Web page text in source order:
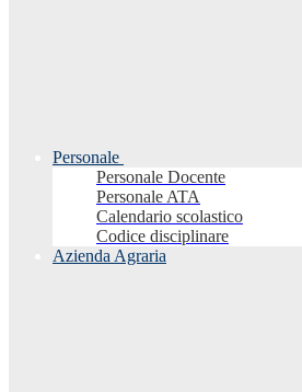
Personale
Personale Docente
Personale ATA
Calendario scolastico
Codice disciplinare
Azienda Agraria